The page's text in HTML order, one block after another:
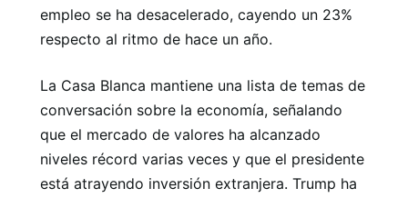
empleo se ha desacelerado, cayendo un 23%
respecto al ritmo de hace un año.
La Casa Blanca mantiene una lista de temas de
conversación sobre la economía, señalando
que el mercado de valores ha alcanzado
niveles récord varias veces y que el presidente
está atrayendo inversión extranjera. Trump ha